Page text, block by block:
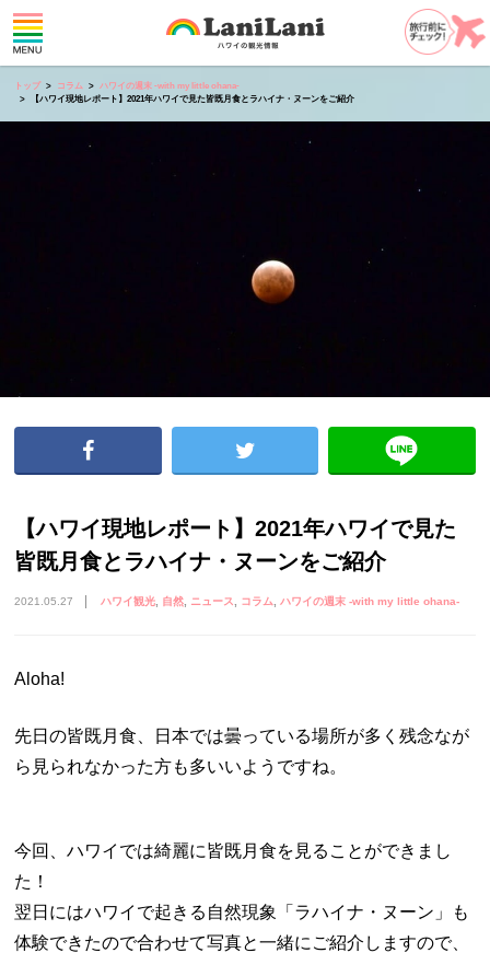
トップ コラム
ハワイの週末 -with my little ohana-
【ハワイ現地レポート】2021年ハワイで見た皆既月食とラハイナ・ヌーンをご紹介
【ハワイ現地レポート】2021年ハワイで見た
皆既月食とラハイナ・ヌーンをご紹介
2021.05.27 ハワイ観光 自然 ニュース コラム ハワイの週末 -with my little ohana-
Aloha!
先日の皆既月食、日本では曇っている場所が多く残念なが
ら見られなかった方も多いいようですね。
今回、ハワイでは綺麗に皆既月食を見ることができまし
た！
翌日にはハワイで起きる自然現象「ラハイナ・ヌーン」も
体験できたので合わせて写真と一緒にご紹介しますので、